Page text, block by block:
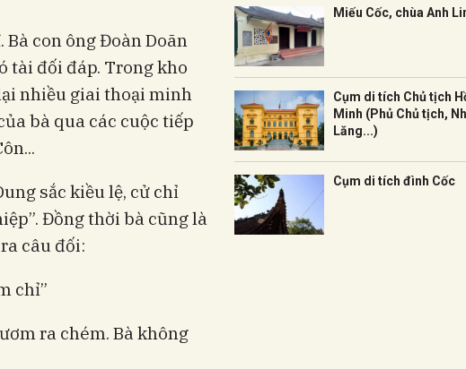
con ông Đoàn Doãn
tài đối đáp. Trong kho
nhiều giai thoại minh
bà qua các cuộc tiếp
sắc kiều lệ, cử chỉ
Đồng thời bà cũng là
câu đối:
chỉ”
ra chém. Bà không
Miếu Cốc, chùa Anh
Cụm di tích Chủ tịch
Minh (Phủ Chủ tịch,
Lăng...)
Cụm di tích đình Cốc